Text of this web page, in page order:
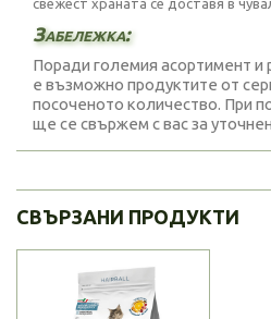
свежест храната се доставя в
Забележка:
Поради големия асортимент и
е възможно продуктите от
посоченото количество. При
ще се свържем с вас за
СВЪРЗАНИ ПРОДУКТИ